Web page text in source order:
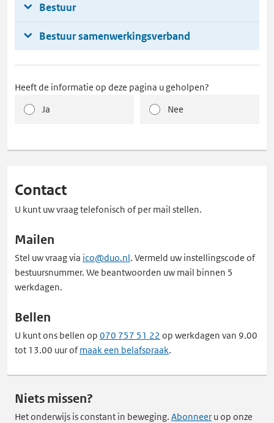
Bestuur
Bestuur samenwerkingsverband
Heeft de informatie op deze pagina u geholpen?
Ja
Nee
Contact
U kunt uw vraag telefonisch of per mail stellen.
Mailen
Stel uw vraag via ico@duo.nl. Vermeld uw instellingscode of
bestuursnummer. We beantwoorden uw mail binnen 5
werkdagen.
Bellen
U kunt ons bellen op 070 757 51 22 op werkdagen van 9.00
tot 13.00 uur ofmaak een belafspraak.
Niets missen?
Het onderwijs is constant in beweging. Abonneer u op onze